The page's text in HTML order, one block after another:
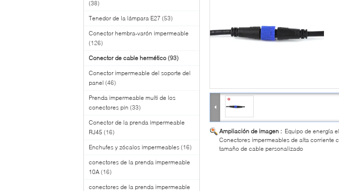
(38)
Tenedor de la lámpara E27 (53)
Conector hembra-varón impermeable
(126)
Conector de cable hermético (93)
Conector impermeable del soporte del
panel (46)
Prenda impermeable multi de los
conectores pin (33)
Conector de la prenda impermeable
RJ45 (16)
Enchufes y zócalos impermeables (16)
conectores de la prenda impermeable
10A (16)
conectores de la prenda impermeable
Ampliación de imagen : Equipo de energía
Conectores impermeables de alta corriente
tamaño de cable personalizado